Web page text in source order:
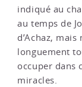
indiqué au
au temps de
d’Achaz,
longuement
occuper dans
miracles.